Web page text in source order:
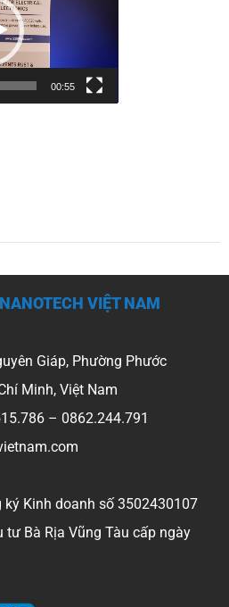
00:55
VIỆT NAM
Giáp, Phường Phước
Minh, Việt Nam
– 0862.244.791
Kinh doanh số 3502430107
tư Bà Rịa Vũng Tàu cấp ngày